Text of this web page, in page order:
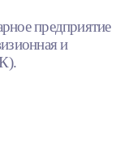
предприятие
и